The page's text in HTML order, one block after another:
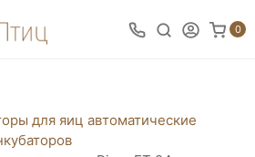
0
для яиц автоматические